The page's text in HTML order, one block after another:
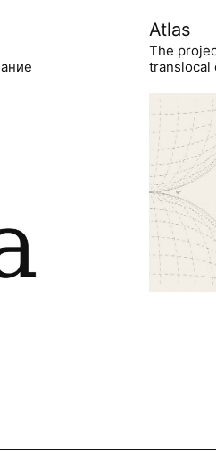
Atlas
The
translocal